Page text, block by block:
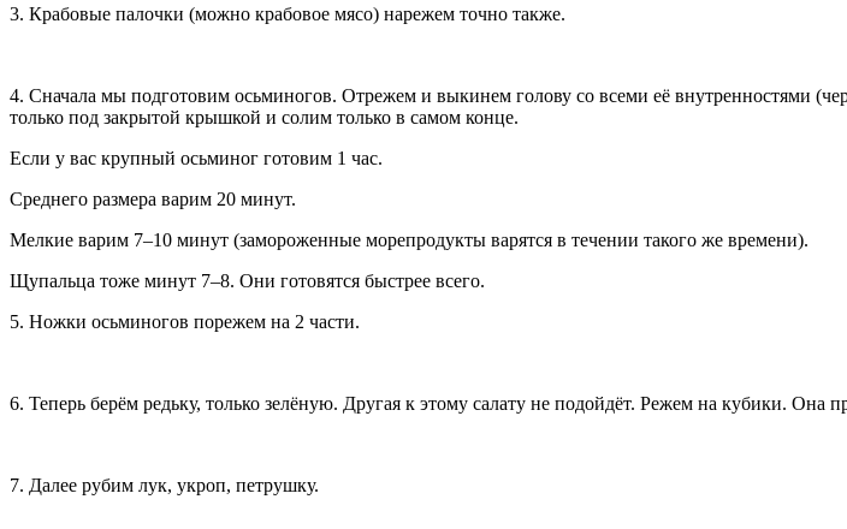
3. Крабовые палочки (можно крабовое мясо) нарежем точно также.
4. Сначала мы подготовим осьминогов. Отрежем и выкинем голову со всеми её внутренностями
только под закрытой крышкой и солим только в самом конце.
Если у вас крупный осьминог готовим 1 час.
Среднего размера варим 20 минут.
Мелкие варим 7–10 минут (замороженные морепродукты варятся в течении такого же времени).
Щупальца тоже минут 7–8. Они готовятся быстрее всего.
5. Ножки осьминогов порежем на 2 части.
6. Теперь берём редьку, только зелёную. Другая к этому салату не подойдёт. Режем на кубики. Она
7. Далее рубим лук, укроп, петрушку.